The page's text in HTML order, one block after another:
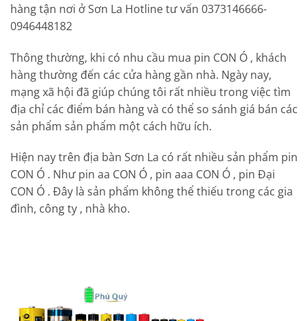
hàng tận nơi ở Sơn La Hotline tư vấn 0373146666-
0946448182
Thông thường, khi có nhu cầu mua pin CON Ó , khách
hàng thường đến các cửa hàng gần nhà. Ngày nay,
mạng xã hội đã giúp chúng tôi rất nhiều trong việc tìm
địa chỉ các điểm bán hàng và có thể so sánh giá bán các
sản phẩm sản phẩm một cách hữu ích.
Hiện nay trên địa bàn Sơn La có rất nhiều sản phẩm pin
CON Ó . Như pin aa CON Ó , pin aaa CON Ó , pin Đại
CON Ó . Đây là sản phẩm không thể thiếu trong các gia
đình, công ty , nhà kho.